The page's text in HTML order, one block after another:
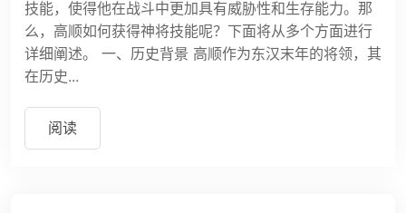
技能，使得他在战斗中更加具有威胁性和生存能力。那
么，高顺如何获得神将技能呢？下面将从多个方面进行
详细阐述。 一、历史背景 高顺作为东汉末年的将领，其
在历史...
阅读